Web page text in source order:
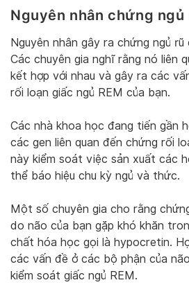
Nguyên nhân chứng ngủ
Nguyên nhân gây ra chứng ngủ
Các chuyên gia nghĩ rằng nó liên
kết hợp với nhau và gây ra các
rối loạn giấc ngủ REM của bạn.
Các nhà khoa học đang tiến gần
các gen liên quan đến chứng rối
này kiểm soát việc sản xuất các
thể báo hiệu chu kỳ ngủ và thức.
Một số chuyên gia cho rằng
do não của bạn gặp khó khăn
chất hóa học gọi là hypocretin.
các vấn đề ở các bộ phận của
kiểm soát giấc ngủ REM.